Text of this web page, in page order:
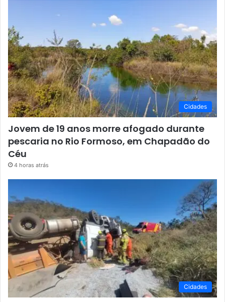
Cidades
Jovem de 19 anos morre afogado durante
pescaria no Rio Formoso, em Chapadão do
Céu
4 horas atrás
Cidades